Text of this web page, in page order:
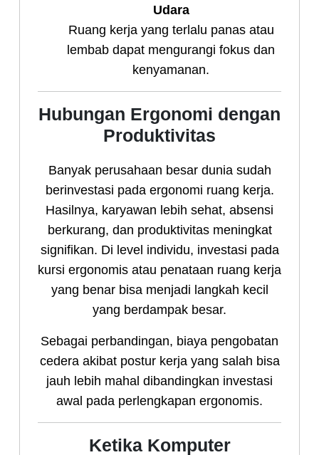
Udara
Ruang kerja yang terlalu panas atau
lembab dapat mengurangi fokus dan
kenyamanan.
Hubungan Ergonomi dengan
Produktivitas
Banyak perusahaan besar dunia sudah
berinvestasi pada ergonomi ruang kerja.
Hasilnya, karyawan lebih sehat, absensi
berkurang, dan produktivitas meningkat
signifikan. Di level individu, investasi pada
kursi ergonomis atau penataan ruang kerja
yang benar bisa menjadi langkah kecil
yang berdampak besar.
Sebagai perbandingan, biaya pengobatan
cedera akibat postur kerja yang salah bisa
jauh lebih mahal dibandingkan investasi
awal pada perlengkapan ergonomis.
Ketika Komputer